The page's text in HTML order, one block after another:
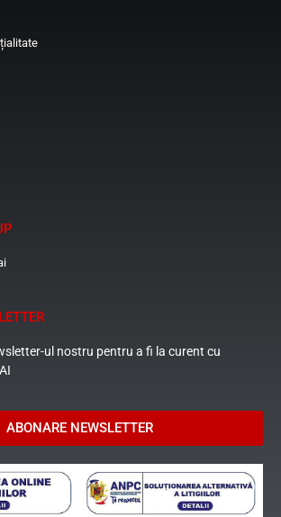
ul nostru pentru a fi la curent cu
ABONARE NEWSLETTER